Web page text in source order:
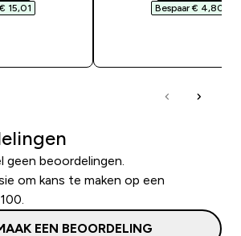
15,01‎
Bespaar € 4,80‎
geen beoordelingen.
om kans te maken op een
EEN BEOORDELING